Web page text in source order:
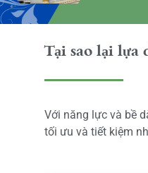
Tại sao lại lựa
Với năng lực và bề
tối ưu và tiết kiệm